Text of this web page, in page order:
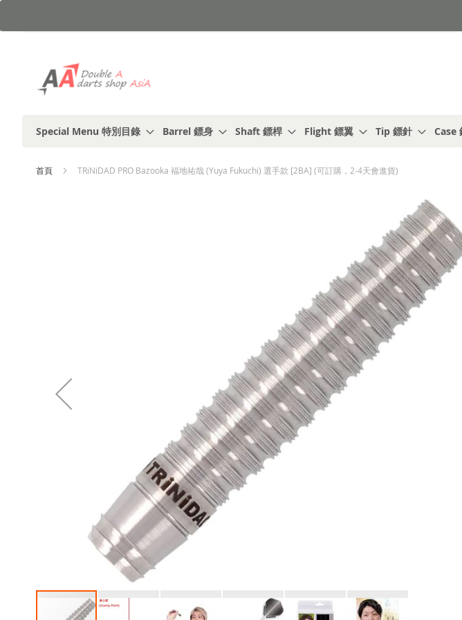
到
Special Menu 特別目錄
Barrel 鏢身 Shaft 鏢桿 Flight 鏢翼 Tip 鏢針 Case
首頁 TRiNiDAD PRO Bazooka 福地祐哉 (Yuya Fukuchi) 選手款 [2BA] (可訂購，2-4天會進貨)